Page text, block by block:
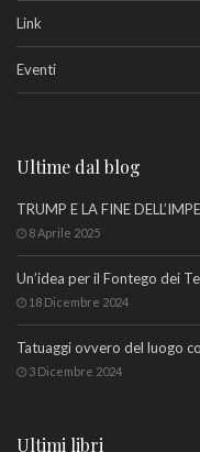
Link
Eventi
Ultime dal blog
TRUMP E LA FINE
8 Aprile 2025
Un’idea per il Fontego dei
18 Dicembre 2024
Tatuaggi ovvero del luogo
3 Dicembre 2024
Ultimi libri